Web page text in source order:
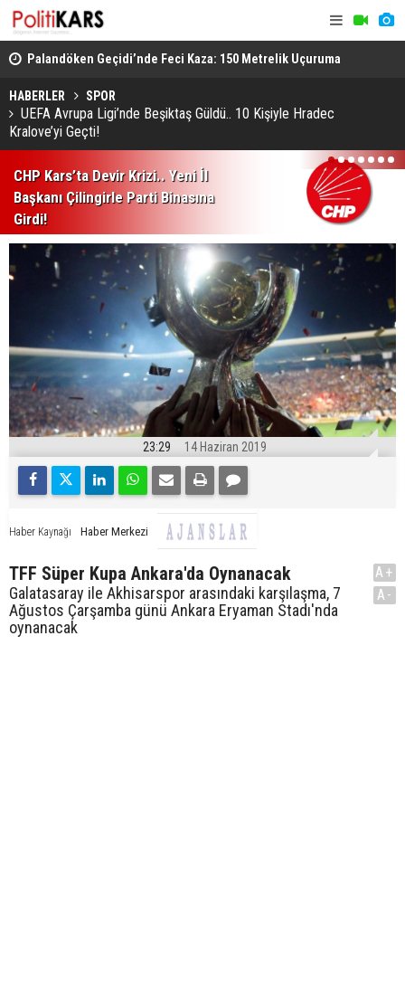
Palandöken Geçidi’nde Feci Kaza: 150 Metrelik Uçuruma
Yuvarlandı
HABERLER SPOR
UEFA Avrupa Ligi’nde Beşiktaş Güldü.. 10 Kişiyle Hradec
Kralove’yi Geçti!
CHP Kars’ta Devir Krizi.. Yeni İl
Başkanı Çilingirle Parti Binasına
Girdi!
1 2 3 4 5 6 7
23:29 14 Haziran 2019
Haber Kaynağı Haber Merkezi
TFF Süper Kupa Ankara'da Oynanacak
Galatasaray ile Akhisarspor arasındaki karşılaşma, 7
Ağustos Çarşamba günü Ankara Eryaman Stadı'nda
oynanacak
A+
A-